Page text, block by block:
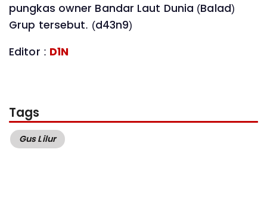
pungkas owner Bandar Laut Dunia (Balad)
Grup tersebut. (d43n9)
Editor : D1N
Tags
Gus Lilur